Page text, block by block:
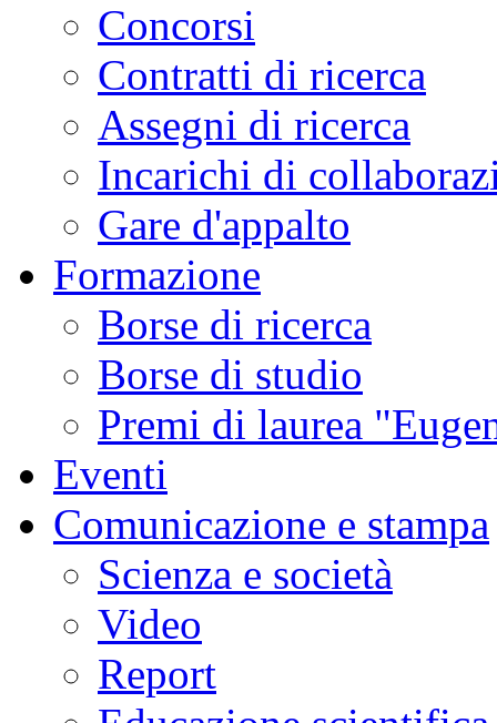
Concorsi
Contratti di ricerca
Assegni di ricerca
Incarichi di
Gare d'appalto
Formazione
Borse di ricerca
Borse di studio
Premi di laurea
Eventi
Comunicazione e stampa
Scienza e società
Video
Report